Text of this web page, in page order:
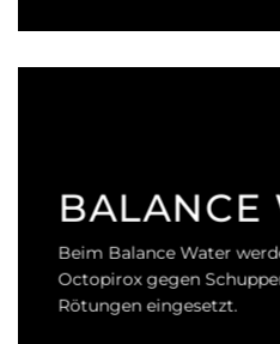
BALANCE
Beim Balance Water
Octopirox gegen
Rötungen eingesetzt.